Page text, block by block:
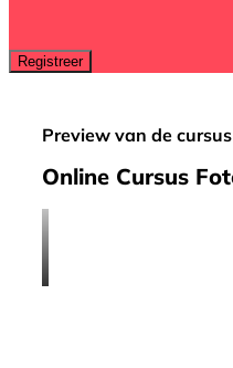
Preview van de cursus
Online Cursus